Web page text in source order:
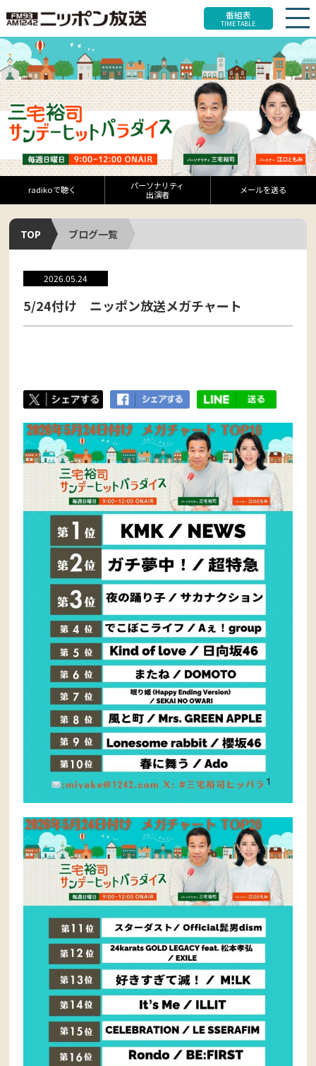
番組表
TIME TABLE
radikoで聴く
パーソナリティ
出演者
メールを送る
TOP ブログ一覧
2026.05.24
5/24付け ニッポン放送メガチャート